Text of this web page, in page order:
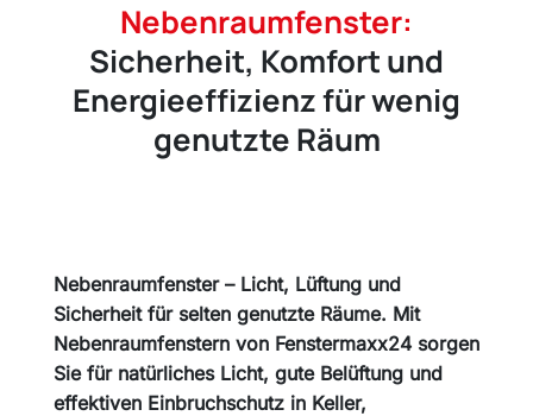
Nebenraumfenster:
Sicherheit, Komfort und
Energieeffizienz für wenig
genutzte Räum
Nebenraumfenster – Licht, Lüftung und
Sicherheit für selten genutzte Räume. Mit
Nebenraumfenstern von Fenstermaxx24 sorgen
Sie für natürliches Licht, gute Belüftung und
effektiven Einbruchschutz in Keller,